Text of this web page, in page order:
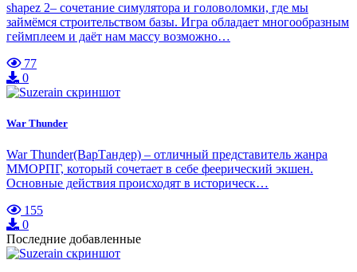
shapez 2– сочетание симулятора и головоломки, где мы
займёмся строительством базы. Игра обладает многообразным
геймплеем и даёт нам массу возможно…
77
0
War Thunder
War Thunder(ВарТандер) – отличный представитель жанра
ММОРПГ, который сочетает в себе феерический экшен.
Основные действия происходят в историческ…
155
0
Последние добавленные